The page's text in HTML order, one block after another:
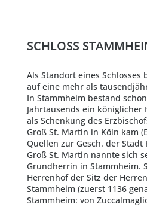
SCHLOSS
Als Standort eines Schlosses
auf eine mehr als
In Stammheim bestand
Jahrtausends ein königlicher
als Schenkung des
Groß St. Martin in Köln kam
Quellen zur Gesch. der Stadt
Groß St. Martin nannte sich
Grundherrin in Stammheim.
Herrenhof der Sitz der
Stammheim (zuerst 1136
Stammheim: von